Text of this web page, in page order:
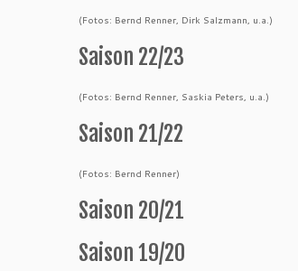
(Fotos: Bernd Renner, Dirk Salzmann, u.a.)
Saison 22/23
(Fotos: Bernd Renner, Saskia Peters, u.a.)
Saison 21/22
(Fotos: Bernd Renner)
Saison 20/21
Saison 19/20